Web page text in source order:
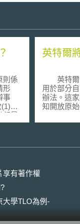
係
形
事
項
邦最
懈怠
法
懈怠
款
美國
訟時
英特爾
英特爾
用於部分
辦法。這
知開放原
Initiative
授權許可
的情形。 授權協議如雨後春筍般
地孳生，
享有著作權
大學TLO為例-